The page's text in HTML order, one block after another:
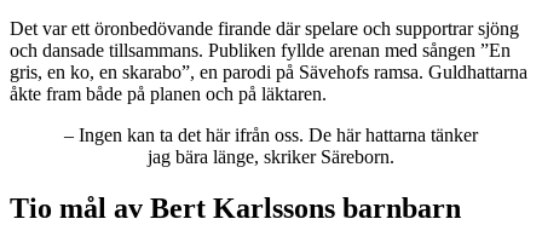
Det var ett öronbedövande firande där spelare och supportrar sjöng
och dansade tillsammans. Publiken fyllde arenan med sången ”En
gris, en ko, en skarabo”, en parodi på Sävehofs ramsa. Guldhattarna
åkte fram både på planen och på läktaren.
– Ingen kan ta det här ifrån oss. De här hattarna tänker
jag bära länge, skriker Säreborn.
Tio mål av Bert Karlssons barnbarn